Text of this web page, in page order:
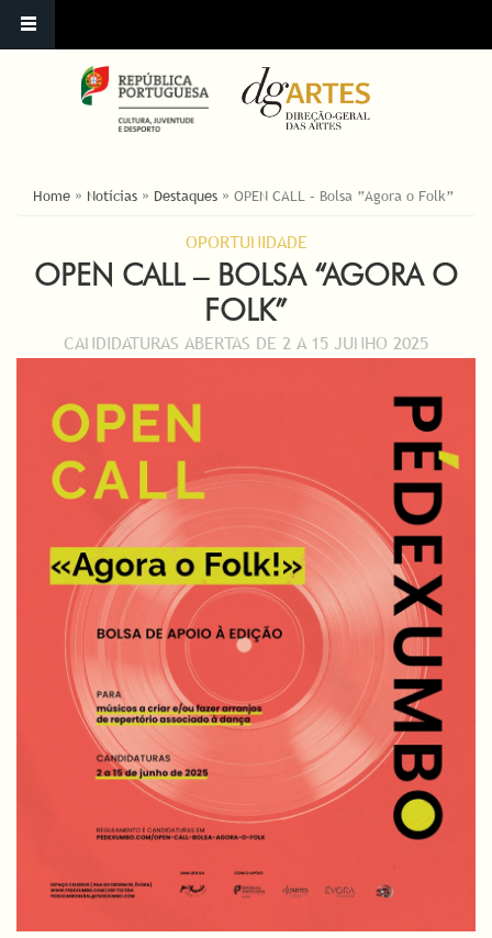
ESTÁ AQUI
Home » Notícias » Destaques » OPEN CALL – Bolsa “Agora o Folk”
OPORTUNIDADE
OPEN CALL – BOLSA “AGORA O
FOLK”
CANDIDATURAS ABERTAS DE 2 A 15 JUNHO 2025